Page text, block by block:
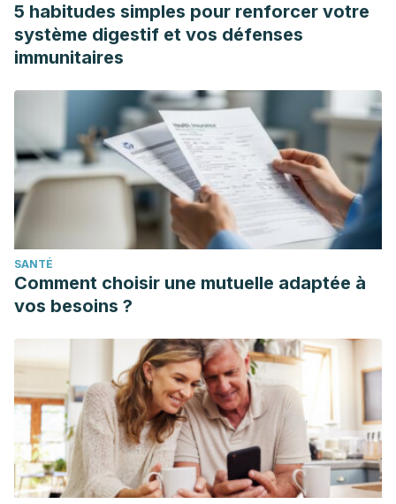
5 habitudes simples pour renforcer votre
système digestif et vos défenses
immunitaires
SANTÉ
Comment choisir une mutuelle adaptée à
vos besoins ?